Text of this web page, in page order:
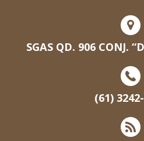
SGAS QD. 906 CONJ.
(61)